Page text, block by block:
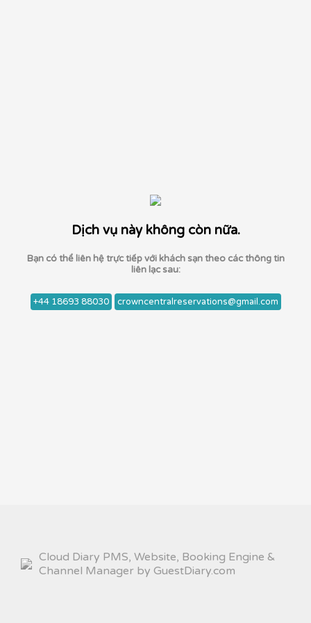
Dịch vụ này không còn nữa.
Bạn có thể liên hệ trực tiếp với khách sạn theo các thông tin
liên lạc sau:
+44 18693 88030 crowncentralreservations@gmail.com
Cloud Diary PMS, Website, Booking Engine &
Channel Manager by GuestDiary.com